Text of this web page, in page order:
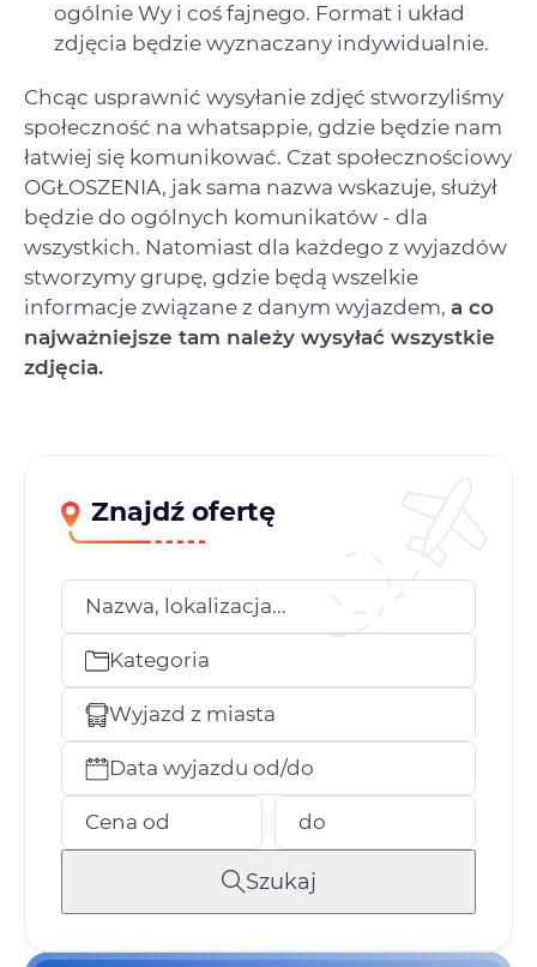
ogólnie Wy i coś fajnego. Format i układ
zdjęcia będzie wyznaczany indywidualnie.
Chcąc usprawnić wysyłanie zdjęć stworzyliśmy
społeczność na whatsappie, gdzie będzie nam
łatwiej się komunikować. Czat społecznościowy
OGŁOSZENIA, jak sama nazwa wskazuje, służył
będzie do ogólnych komunikatów - dla
wszystkich. Natomiast dla każdego z wyjazdów
stworzymy grupę, gdzie będą wszelkie
informacje związane z danym wyjazdem, a co
najważniejsze tam należy wysyłać wszystkie
zdjęcia.
Znajdź ofertę
Nazwa, lokalizacja...
Kategoria
Wyjazd z miasta
Data wyjazdu od/do
Cena od do
Szukaj